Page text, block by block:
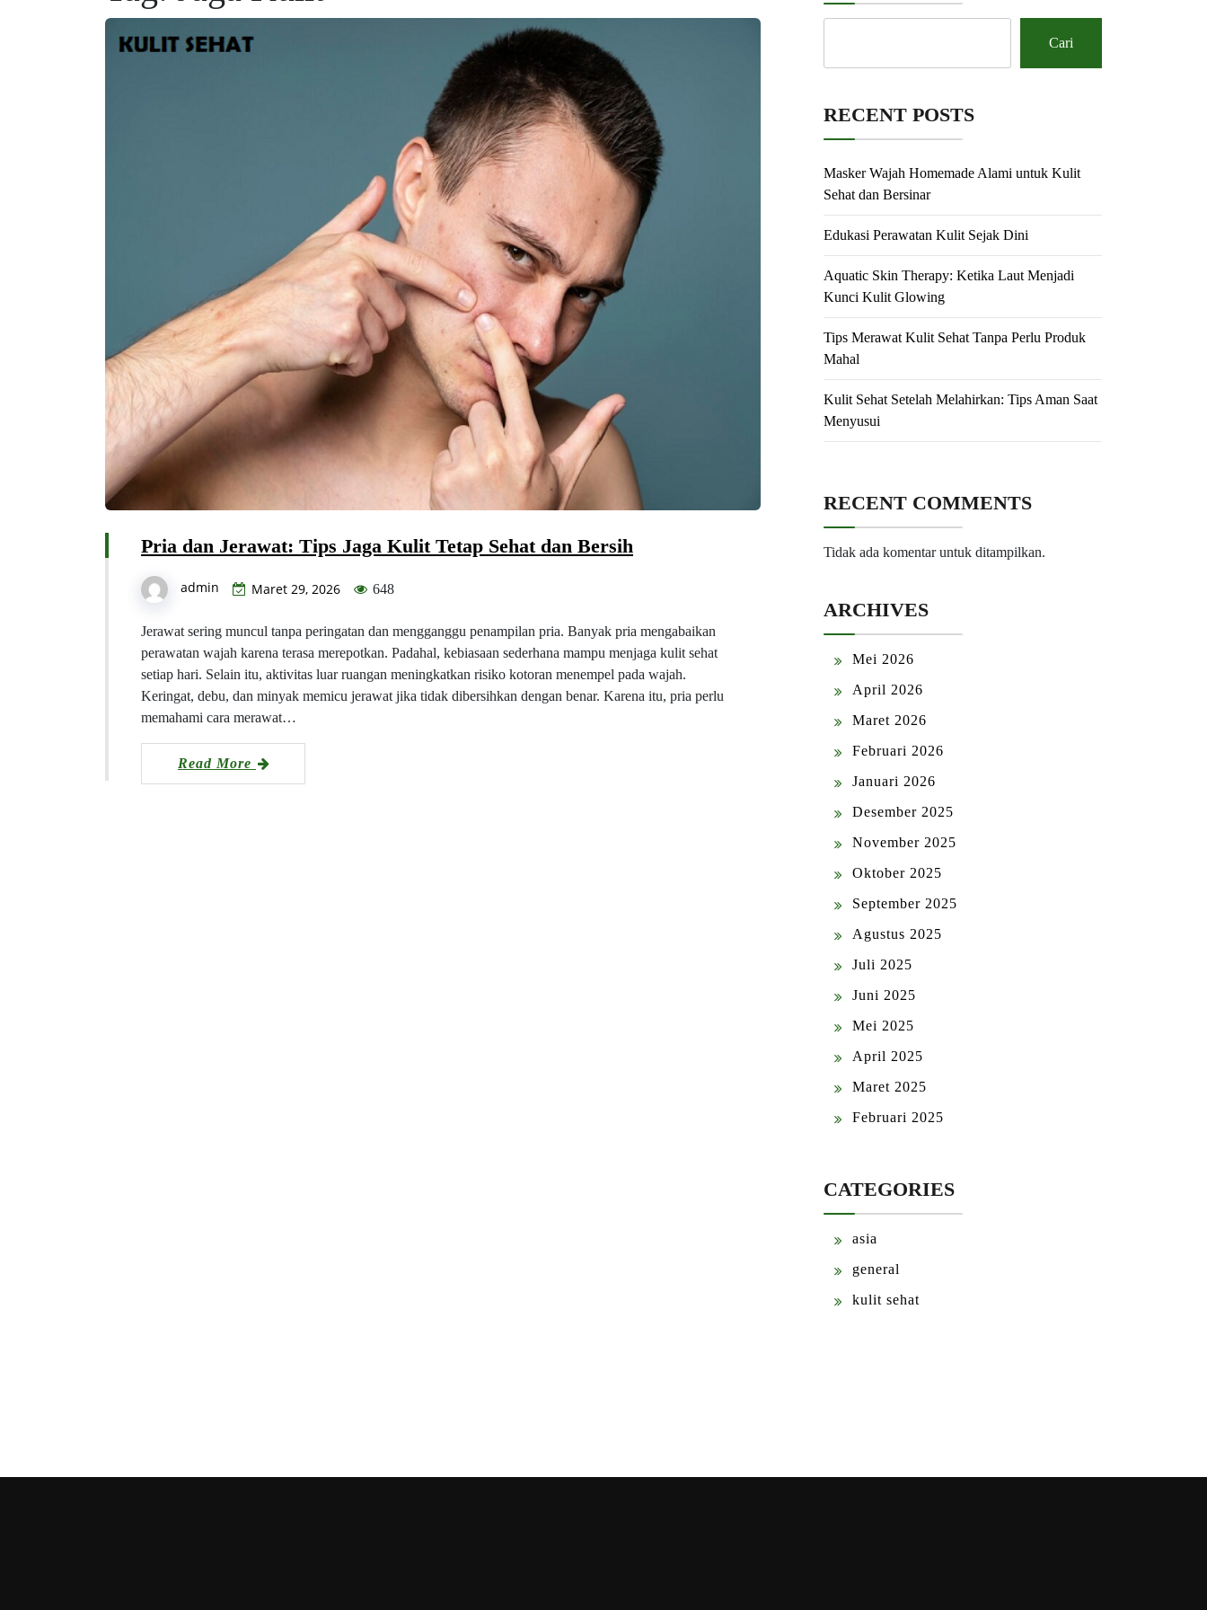
Pria dan Jerawat: Tips Jaga Kulit Tetap Sehat dan Bersih
admin Maret 29, 2026 648
Jerawat sering muncul tanpa peringatan dan mengganggu penampilan pria. Banyak pria mengabaikan
perawatan wajah karena terasa merepotkan. Padahal, kebiasaan sederhana mampu menjaga kulit sehat
setiap hari. Selain itu, aktivitas luar ruangan meningkatkan risiko kotoran menempel pada wajah.
Keringat, debu, dan minyak memicu jerawat jika tidak dibersihkan dengan benar. Karena itu, pria perlu
memahami cara merawat…
Read More
Cari
RECENT POSTS
Masker Wajah Homemade Alami untuk Kulit
Sehat dan Bersinar
Edukasi Perawatan Kulit Sejak Dini
Aquatic Skin Therapy: Ketika Laut Menjadi
Kunci Kulit Glowing
Tips Merawat Kulit Sehat Tanpa Perlu Produk
Mahal
Kulit Sehat Setelah Melahirkan: Tips Aman Saat
Menyusui
RECENT COMMENTS
Tidak ada komentar untuk ditampilkan.
ARCHIVES
Mei 2026
April 2026
Maret 2026
Februari 2026
Januari 2026
Desember 2025
November 2025
Oktober 2025
September 2025
Agustus 2025
Juli 2025
Juni 2025
Mei 2025
April 2025
Maret 2025
Februari 2025
CATEGORIES
asia
general
kulit sehat